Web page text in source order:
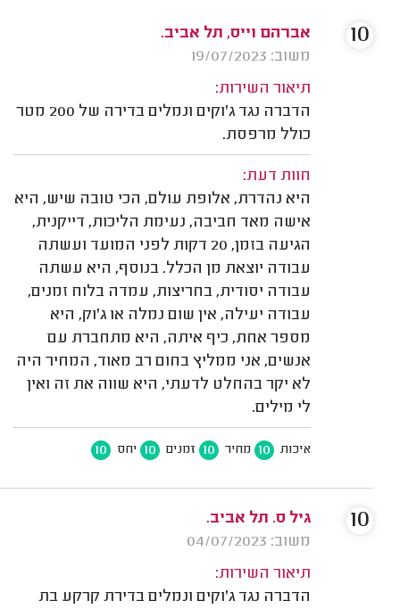
אברהם וייס, תל אביב.
משוב: 19/07/2023
תיאור השירות:
הדברה נגד ג'וקים ונמלים בדירה של 200 מטר
כולל מרפסת.
חוות דעת:
היא נהדרת, אלופת עולם, הכי טובה שיש, היא
אישה מאד חביבה, נעימת הליכות, דייקנית,
הגיעה בזמן, 20 דקות לפני המועד ועשתה
עבודה יוצאת מן הכלל. בנוסף, היא עשתה
עבודה יסודית, בחריצות, עמדה בלוח זמנים,
עבודה יעילה, אין שום נמלה או ג'וק, היא
מספר אחת, כיף איתה, היא מתחברת עם
אנשים, אני ממליץ בחום רב מאוד, המחיר היה
לא יקר בהחלט לדעתי, היא שווה את זה ואין
לי מילים.
איכות 10 מחיר 10 זמנים 10 יחס 10
10
גיל ס. תל אביב.
משוב: 04/07/2023
תיאור השירות:
הדברה נגד ג'וקים ונמלים בדירת קרקע בת
10